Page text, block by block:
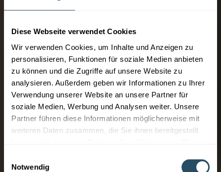
Diese Webseite verwendet Cookies
Wir verwenden Cookies, um Inhalte und Anzeigen zu
personalisieren, Funktionen für soziale Medien anbieten
zu können und die Zugriffe auf unsere Website zu
analysieren. Außerdem geben wir Informationen zu Ihrer
Verwendung unserer Website an unsere Partner für
soziale Medien, Werbung und Analysen weiter. Unsere
Partner führen diese Informationen möglicherweise mit
weiteren Daten zusammen, die Sie ihnen bereitgestellt
Notwendig